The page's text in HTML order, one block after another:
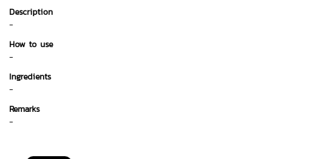
Description
-
How to use
-
Ingredients
-
Remarks
-